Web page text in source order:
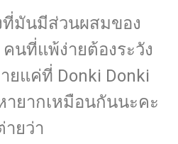
มันมีส่วนผสมของ
นที่แพ้ง่ายต้องระวัง
แค่ที่ Donki Donki
ายากเหมือนกันนะคะ
ายว่า